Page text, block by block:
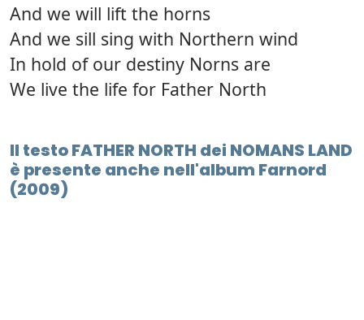
And we will lift the horns
And we sill sing with Northern wind
In hold of our destiny Norns are
We live the life for Father North
Il testo FATHER NORTH dei NOMANS LAND
è presente anche nell'album Farnord
(2009)